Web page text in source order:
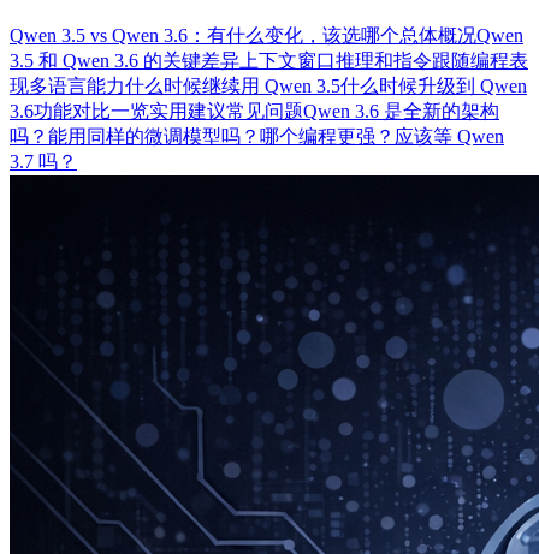
Qwen 3.5 vs Qwen 3.6：有什么变化，该选哪个总体概况Qwen
3.5 和 Qwen 3.6 的关键差异 上下文窗口推理和指令跟随编程表
现多语言能力什么时候继续用 Qwen 3.5什么时候升级到 Qwen
3.6功能对比一览实用建议常见问题Qwen 3.6 是全新的架构
吗？ 能用同样的微调模型吗？ 哪个编程更强？ 应该等 Qwen
3.7 吗？